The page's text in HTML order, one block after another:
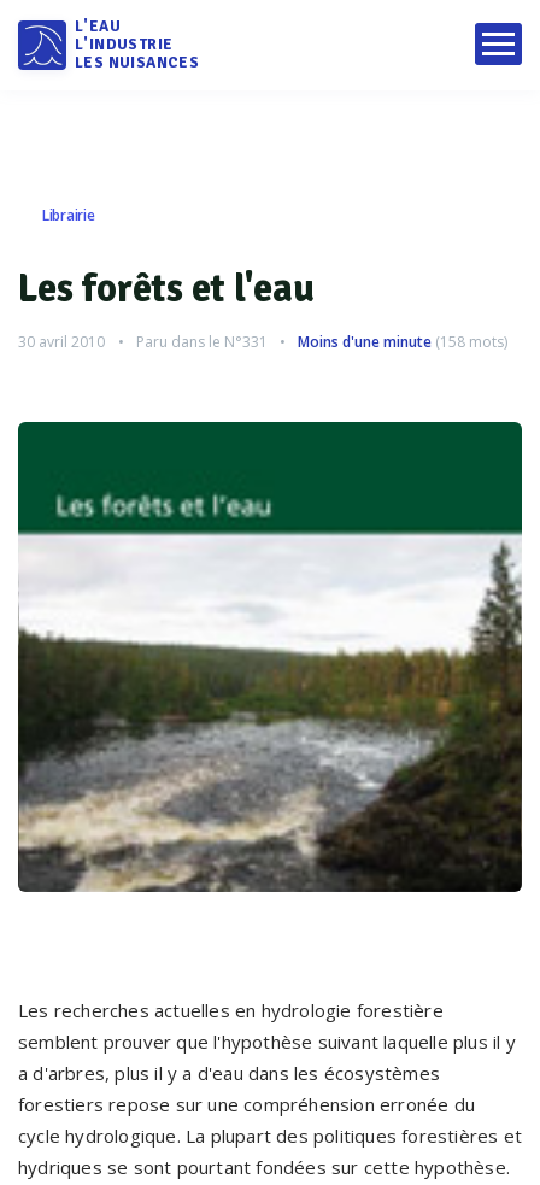
L'EAU
L'INDUSTRIE
LES NUISANCES
Librairie
Les forêts et l'eau
30 avril 2010 Paru dans le N°331 Moins d'une minute (158 mots)
Les recherches actuelles en hydrologie forestière
semblent prouver que l'hypothèse suivant laquelle plus il y
a d'arbres, plus il y a d'eau dans les écosystèmes
forestiers repose sur une compréhension erronée du
cycle hydrologique. La plupart des politiques forestières et
hydriques se sont pourtant fondées sur cette hypothèse.